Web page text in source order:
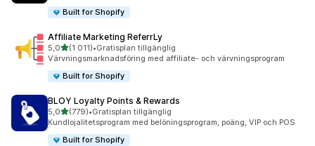
Built for Shopify
Affiliate Marketing ReferrLy
5,0av 5 stjärnor
(1 011)
1011 recensioner totalt
•Gratisplan tillgänglig
Värvningsmarknadsföring med affiliate- och värvningsprogram
Built for Shopify
BLOY Loyalty Points & Rewards
5,0av 5 stjärnor
(779)
779 recensioner totalt
•Gratisplan tillgänglig
Kundlojalitetsprogram med belöningsprogram, poäng, VIP och POS
Built for Shopify